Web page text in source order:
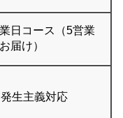
日コース（5営業
届け）
発生主義対応